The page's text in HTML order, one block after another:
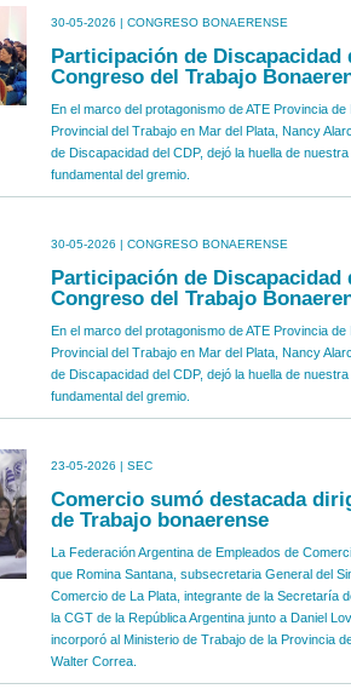
30-05-2026 | CONGRESO BONAERENSE
Participación de Discapacidad
Congreso del Trabajo
En el marco del protagonismo de ATE Provincia
Provincial del Trabajo en Mar del Plata, Nancy
de Discapacidad del CDP, dejó la huella de
fundamental del gremio.
30-05-2026 | CONGRESO BONAERENSE
Participación de Discapacidad
Congreso del Trabajo
En el marco del protagonismo de ATE Provincia
Provincial del Trabajo en Mar del Plata, Nancy
de Discapacidad del CDP, dejó la huella de
fundamental del gremio.
23-05-2026 | SEC
Comercio sumó destacada
de Trabajo bonaerense
La Federación Argentina de Empleados de
que Romina Santana, subsecretaria General del
Comercio de La Plata, integrante de la Secretaría
la CGT de la República Argentina junto a Daniel
incorporó al Ministerio de Trabajo de la Provincia
Walter Correa.